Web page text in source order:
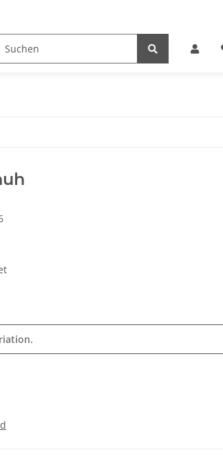
Partnershops